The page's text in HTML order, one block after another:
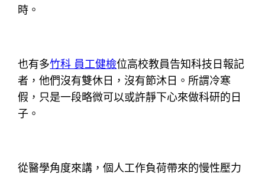
時。
也有多竹科 員工健檢位高校教員告知科技日報記
者，他們沒有雙休日，沒有節沐日。所謂冷寒
假，只是一段略微可以或許靜下心來做科研的日
子。
從醫學角度來講，個人工作負荷帶來的慢性壓力